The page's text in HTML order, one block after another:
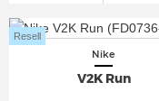
Nike
V2K Run
Resell